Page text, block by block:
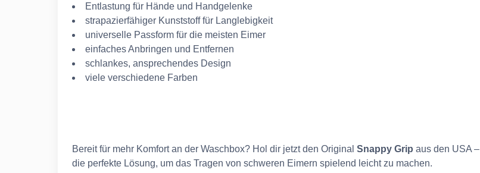
Entlastung für Hände und Handgelenke
strapazierfähiger Kunststoff für Langlebigkeit
universelle Passform für die meisten Eimer
einfaches Anbringen und Entfernen
schlankes, ansprechendes Design
viele verschiedene Farben
Bereit für mehr Komfort an der Waschbox? Hol dir jetzt den Original Snappy Grip aus den USA –
die perfekte Lösung, um das Tragen von schweren Eimern spielend leicht zu machen.